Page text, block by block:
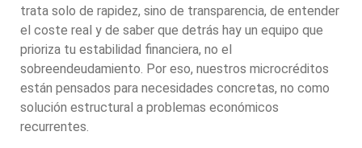
trata solo de rapidez, sino de transparencia, de entender
el coste real y de saber que detrás hay un equipo que
prioriza tu estabilidad financiera, no el
sobreendeudamiento. Por eso, nuestros microcréditos
están pensados para necesidades concretas, no como
solución estructural a problemas económicos
recurrentes.